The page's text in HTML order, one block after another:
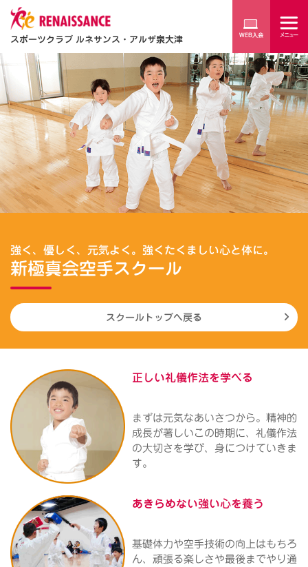
スポーツクラブ ルネサンス・アルザ泉大津
強く、優しく、元気よく。強くたくましい心と体に。
新極真会空手スクール
スクールトップへ戻る
正しい礼儀作法を学べる
まずは元気なあいさつから。精神的
成長が著しいこの時期に、礼儀作法
の大切さを学び、身につけていきま
す。
あきらめない強い心を養う
基礎体力や空手技術の向上はもちろ
ん、頑張る楽しさや最後までやり通